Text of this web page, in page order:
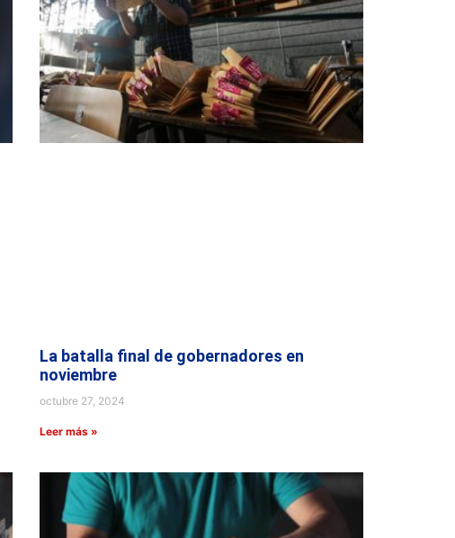
La batalla final de gobernadores en
noviembre
octubre 27, 2024
Leer más »